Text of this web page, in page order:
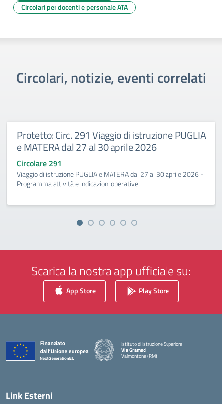
Circolari per docenti e personale ATA
Circolari, notizie, eventi correlati
Protetto: Circ. 291 Viaggio di istruzione PUGLIA
e MATERA dal 27 al 30 aprile 2026
Circolare 291
Viaggio di istruzione PUGLIA e MATERA dal 27 al 30 aprile 2026 -
Programma attività e indicazioni operative
Scarica la nostra app ufficiale su:
App Store Play Store
Istituto di Istruzione Superiore
Via Gramsci
Valmontone (RM)
Link Esterni